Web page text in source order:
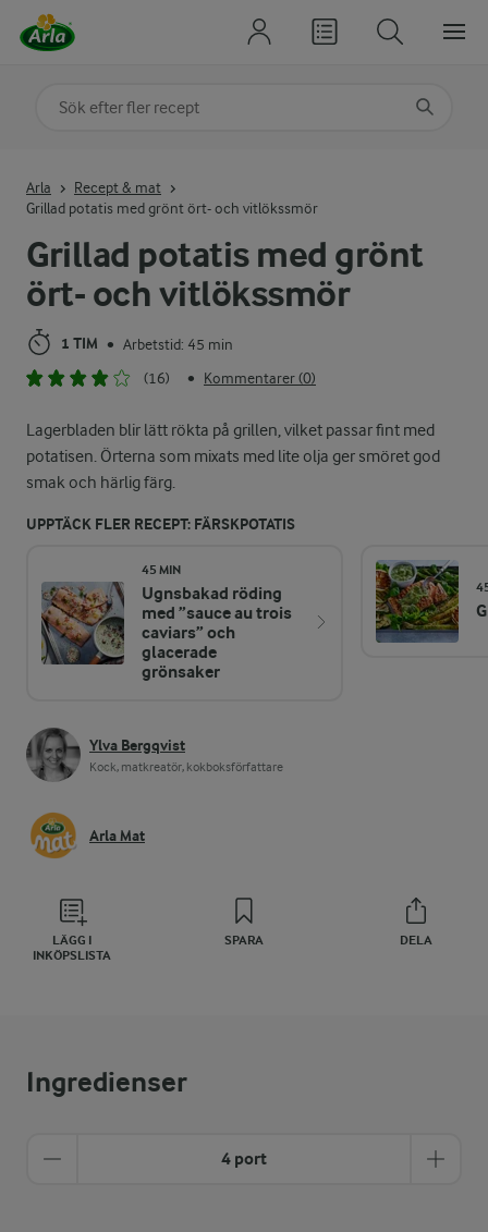
Grillad potatis med grönt
ört- och vitlökssmör
1 TIM • Arbetstid: 45 min
(16)
• Kommentarer (0)
Lagerbladen blir lätt rökta på grillen, vilket passar fint med
potatisen. Örterna som mixats med lite olja ger smöret god
smak och härlig färg.
UPPTÄCK FLER RECEPT: FÄRSKPOTATIS
45 MIN
Ugnsbakad röding
med ”sauce au trois
caviars” och
glacerade
grönsaker
Ylva Bergqvist
Kock, matkreatör, kokboksförfattare
Arla Mat
LÄGG I
INKÖPSLISTA
SPARA DELA
Arla
Recept & mat
Grillad potatis med grönt ört- och vitlökssmör
Ingredienser
4 port
Sök på kategori eller ingrediens